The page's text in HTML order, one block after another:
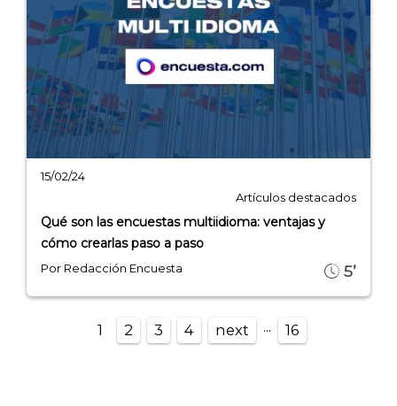
15/02/24
Artículos destacados
Qué son las encuestas multiidioma: ventajas y
cómo crearlas paso a paso
Por Redacción Encuesta 5’
1 2 3 4 next ... 16